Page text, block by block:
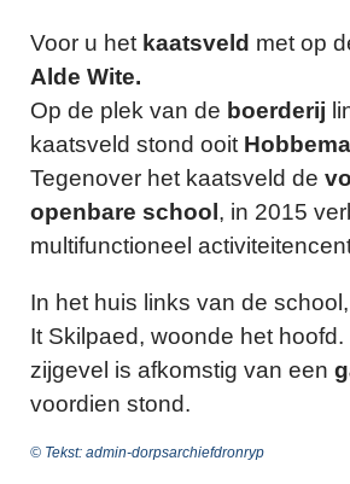
Voor u het kaatsveld met op
Alde Wite.
Op de plek van de boerderij
kaatsveld stond ooit
Tegenover het kaatsveld de
openbare school, in 2015
multifunctioneel
In het huis links van de
It Skilpaed, woonde het
zijgevel is afkomstig van een
voordien stond.
© Tekst: admin-dorpsarchiefdronryp